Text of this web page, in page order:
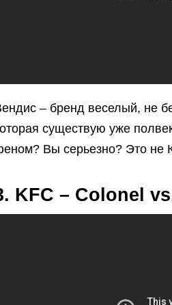
– бренд веселый, не
существую уже
Вы серьезно? Это не
KFC – Colonel